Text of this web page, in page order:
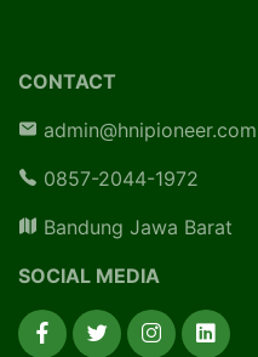
CONTACT
admin@hnipioneer.com
0857-2044-1972
Bandung Jawa Barat
SOCIAL MEDIA